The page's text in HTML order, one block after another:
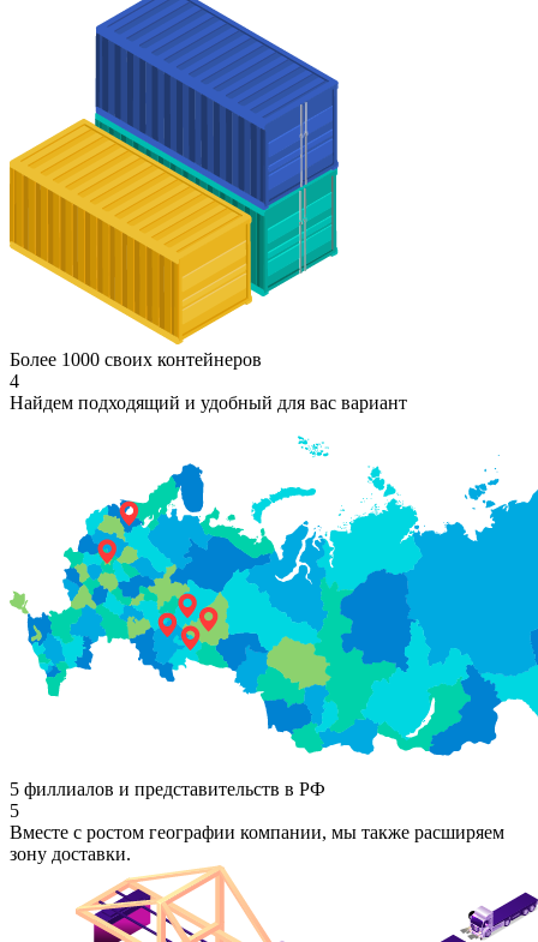
Более 1000 своих контейнеров
4
Найдем подходящий и удобный для вас вариант
5 филлиалов и представительств в РФ
5
Вместе с ростом географии компании, мы также расширяем
зону доставки.